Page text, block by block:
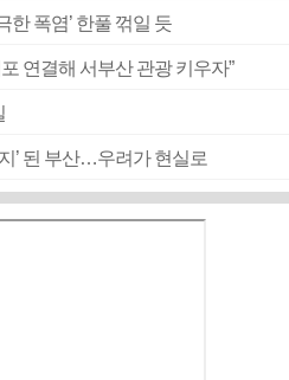
폭염’ 한풀 꺾일 듯
연결해 서부산 관광 키우자”
’ 된 부산…우려가 현실로